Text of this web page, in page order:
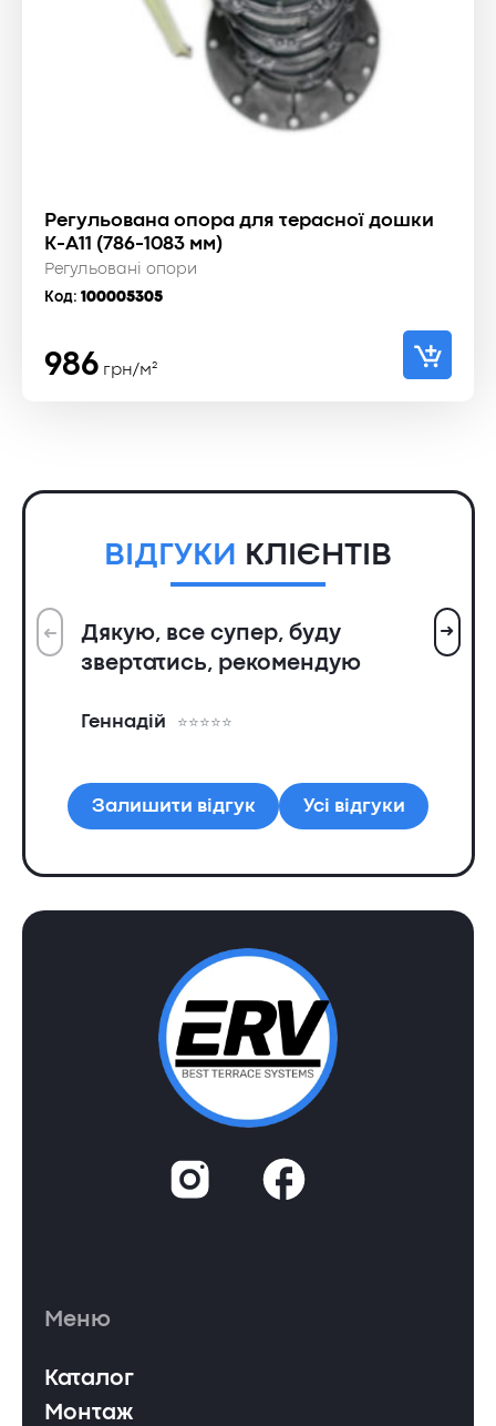
Регульована опора для терасної дошки
К-А11 (786-1083 мм)
Регульовані опори
Код: 100005305
986 грн/м²
ВІДГУКИ КЛІЄНТІВ
Дякую, все супер, буду
звертатись, рекомендую
Геннадій
➜ ➜
Залишити відгук Усі відгуки
Меню
Каталог
Монтаж